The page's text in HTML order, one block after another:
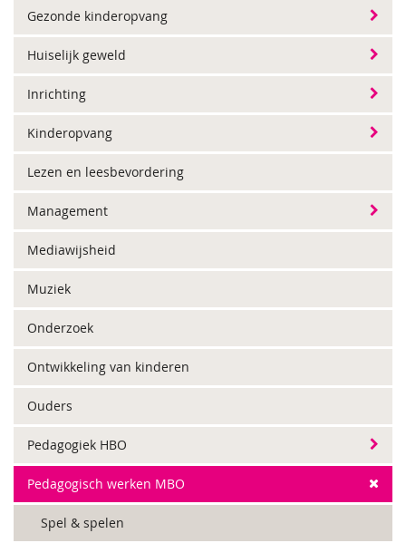
Gezonde kinderopvang
Huiselijk geweld
Inrichting
Kinderopvang
Lezen en leesbevordering
Management
Mediawijsheid
Muziek
Onderzoek
Ontwikkeling van kinderen
Ouders
Pedagogiek HBO
Pedagogisch werken MBO
Spel & spelen